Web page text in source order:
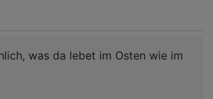
was da lebet im Osten wie im